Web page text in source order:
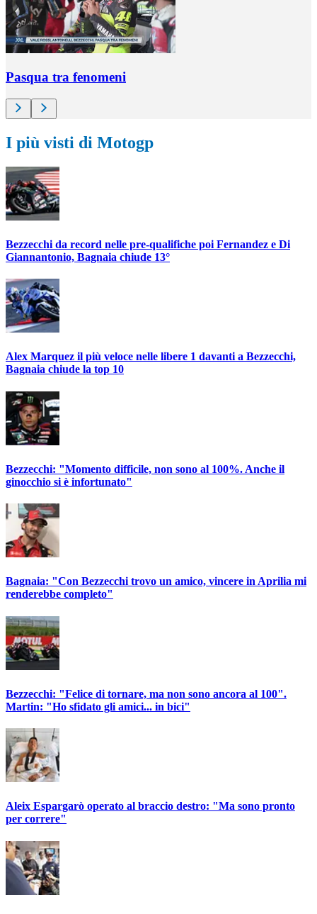
Pasqua tra fenomeni
I più visti di Motogp
Bezzecchi da record nelle pre-qualifiche poi Fernandez e Di
Giannantonio, Bagnaia chiude 13°
Alex Marquez il più veloce nelle libere 1 davanti a Bezzecchi,
Bagnaia chiude la top 10
Bezzecchi: "Momento difficile, non sono al 100%. Anche il
ginocchio si è infortunato"
Bagnaia: "Con Bezzecchi trovo un amico, vincere in Aprilia mi
renderebbe completo"
Bezzecchi: "Felice di tornare, ma non sono ancora al 100".
Martin: "Ho sfidato gli amici... in bici"
Aleix Espargarò operato al braccio destro: "Ma sono pronto
per correre"